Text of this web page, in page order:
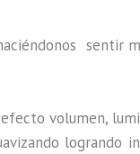
sentir
volumen,
logrando